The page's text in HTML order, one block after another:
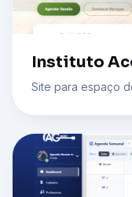
Instituto
Site para espaço